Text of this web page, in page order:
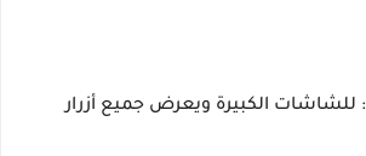
: للشاشات الكبيرة ويعرض جميع أزرار